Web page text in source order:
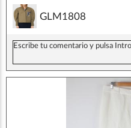
GLM1808